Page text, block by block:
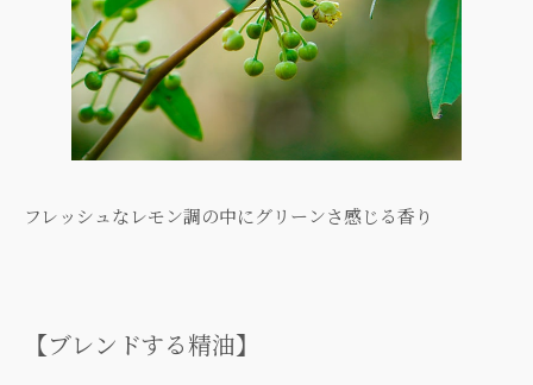
フレッシュなレモン調の中にグリーンさ感じる香り
【ブレンドする精油】